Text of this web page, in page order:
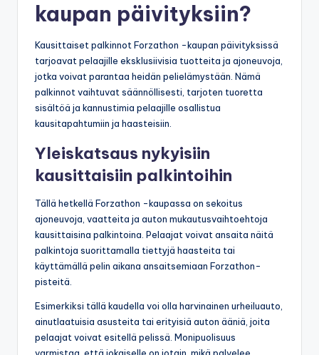
kaupan päivityksiin?
Kausittaiset palkinnot Forzathon -kaupan päivityksissä
tarjoavat pelaajille eksklusiivisia tuotteita ja ajoneuvoja,
jotka voivat parantaa heidän pelielämystään. Nämä
palkinnot vaihtuvat säännöllisesti, tarjoten tuoretta
sisältöä ja kannustimia pelaajille osallistua
kausitapahtumiin ja haasteisiin.
Yleiskatsaus nykyisiin
kausittaisiin palkintoihin
Tällä hetkellä Forzathon -kaupassa on sekoitus
ajoneuvoja, vaatteita ja auton mukautusvaihtoehtoja
kausittaisina palkintoina. Pelaajat voivat ansaita näitä
palkintoja suorittamalla tiettyjä haasteita tai
käyttämällä pelin aikana ansaitsemiaan Forzathon-
pisteitä.
Esimerkiksi tällä kaudella voi olla harvinainen urheiluauto,
ainutlaatuisia asusteita tai erityisiä auton ääniä, joita
pelaajat voivat esitellä pelissä. Monipuolisuus